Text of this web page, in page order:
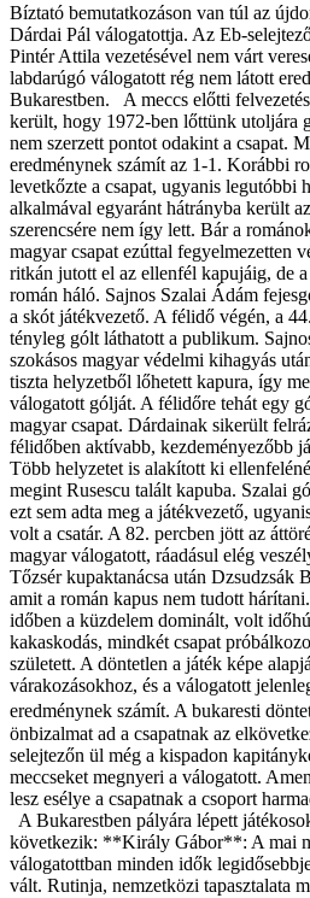
Bíztató bemutatkozáson van túl az
Dárdai Pál válogatottja. Az Eb-
Pintér Attila vezetésével nem várt
labdarúgó válogatott rég nem látott
Bukarestben. A meccs előtti
került, hogy 1972-ben lőttünk utoljára
nem szerzett pontot odakint a csapat.
eredménynek számít az 1-1. Korábbi
levetkőzte a csapat, ugyanis legutóbbi
alkalmával egyaránt hátrányba került
szerencsére nem így lett. Bár a
magyar csapat ezúttal fegyelmezetten
ritkán jutott el az ellenfél kapujáig, de
román háló. Sajnos Szalai Ádám
a skót játékvezető. A félidő végén, a
tényleg gólt láthatott a publikum.
szokásos magyar védelmi kihagyás
tiszta helyzetből lőhetett kapura, így
válogatott gólját. A félidőre tehát egy
magyar csapat. Dárdainak sikerült
félidőben aktívabb, kezdeményezőbb
Több helyzetet is alakított ki
megint Rusescu talált kapuba. Szalai
ezt sem adta meg a játékvezető,
volt a csatár. A 82. percben jött az
magyar válogatott, ráadásul elég
Tőzsér kupaktanácsa után Dzsudzsák
amit a román kapus nem tudott
időben a küzdelem dominált, volt
kakaskodás, mindkét csapat
született. A döntetlen a játék képe
várakozásokhoz, és a válogatott
eredménynek számít. A bukaresti
önbizalmat ad a csapatnak az
selejtezőn ül még a kispadon
meccseket megnyeri a válogatott.
lesz esélye a csapatnak a csoport
A Bukarestben pályára lépett
következik: **Király Gábor**: A mai
válogatottban minden idők
vált. Rutinja, nemzetközi tapasztalata